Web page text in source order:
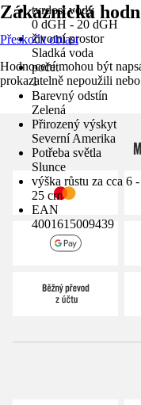
tvrdost vody
0 dGH - 20 dGH
životní prostor
Sladká voda
počet
1
Barevný odstín
Zelená
Přirozený výskyt
Severní Amerika
Potřeba světla
Slunce
výška růstu za cca 6
25 cm
EAN
4001615009439
Zákaznická
Přeskočit oblast
Hodnocení mohou být
prokazatelně nepoužili